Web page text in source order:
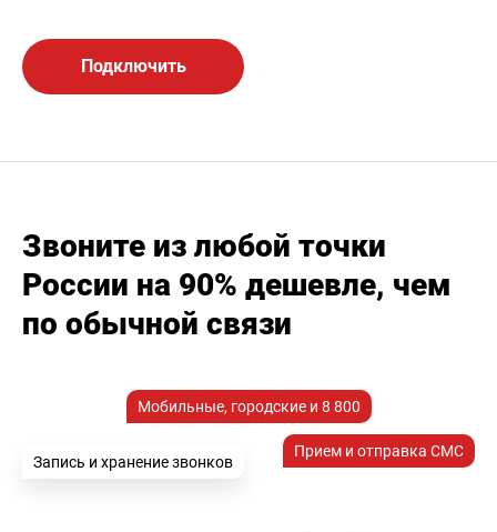
Подключить
Звоните из любой точки
России на 90% дешевле, чем
по обычной связи
Мобильные, городские и 8 800
Прием и отправка СМС
Запись и хранение звонков